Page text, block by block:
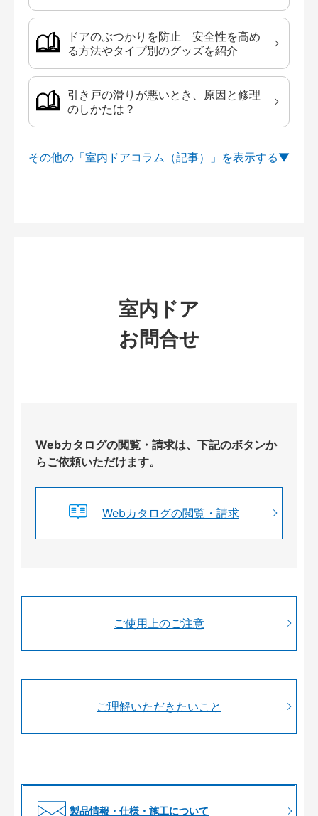
ドアのぶつかりを防止 安全性を高め
る方法やタイプ別のグッズを紹介
引き戸の滑りが悪いとき、原因と修理
のしかたは？
その他の「室内ドアコラム（記事）」を
室内ドア
お問合せ
Webカタログの閲覧・請求は、下記のボタンか
らご依頼いただけます。
Webカタログの閲覧・請求
ご使用上のご注意
ご理解いただきたいこと
製品情報・仕様・施工について